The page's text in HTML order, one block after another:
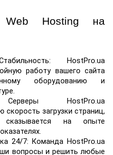
Web Hosting на
HostPro.ua
работу вашего сайта
оборудованию и
Серверы HostPro.ua
загрузки страниц,
на опыте
24/7: Команда HostPro.ua
вопросы и решить любые